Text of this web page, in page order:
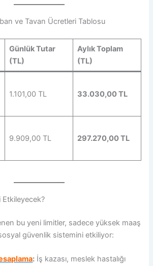
ve Tavan Ücretleri Tablosu
Günlük Tutar
(TL)
Aylık Toplam
(TL)
1.101,00 TL 33.030,00 TL
9.909,00 TL 297.270,00 TL
Etkileyecek?
bu yeni limitler, sadece yüksek maaş
güvenlik sistemini etkiliyor:
: İş kazası, meslek hastalığı